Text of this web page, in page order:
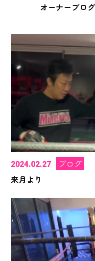
オーナーブロ
2024.02.27
ブログ
来月より